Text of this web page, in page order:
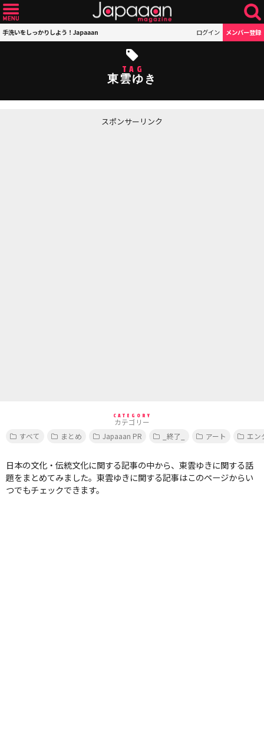
手洗いをしっかりしよう！Japaaan ログイン メンバー登録
TAG
東雲ゆき
スポンサーリンク
CATEGORY
カテゴリー
すべて
まとめ Japaaan PR _終了_ アート エン
日本の文化・伝統文化に関する記事の中から、東雲ゆきに関する話
題をまとめてみました。東雲ゆきに関する記事はこのページからい
つでもチェックできます。